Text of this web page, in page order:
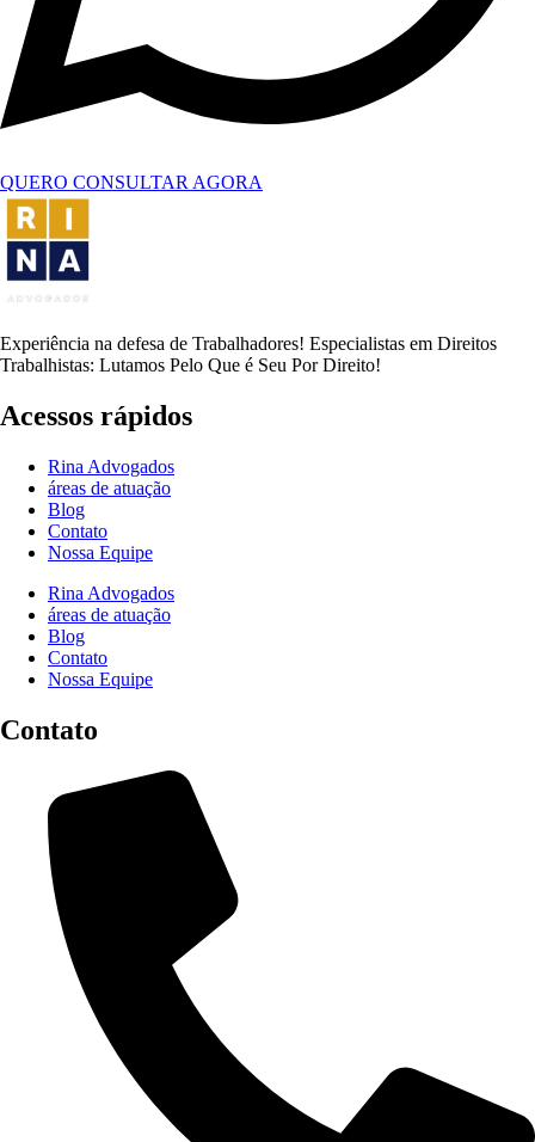
QUERO CONSULTAR AGORA
Experiência na defesa de Trabalhadores! Especialistas em Direitos
Trabalhistas: Lutamos Pelo Que é Seu Por Direito!
Acessos rápidos
Rina Advogados
áreas de atuação
Blog
Contato
Nossa Equipe
Rina Advogados
áreas de atuação
Blog
Contato
Nossa Equipe
Contato